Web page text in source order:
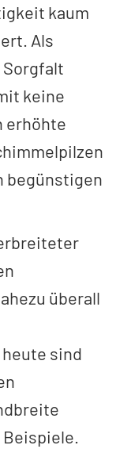
kaum
Als
Sorgfalt
keine
erhöhte
begünstigen
überall
sind